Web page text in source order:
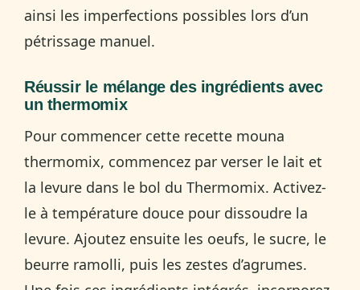
ainsi les imperfections possibles lors d’un
pétrissage manuel.
Réussir le mélange des ingrédients avec
un thermomix
Pour commencer cette recette mouna
thermomix, commencez par verser le lait et
la levure dans le bol du Thermomix. Activez-
le à température douce pour dissoudre la
levure. Ajoutez ensuite les oeufs, le sucre, le
beurre ramolli, puis les zestes d’agrumes.